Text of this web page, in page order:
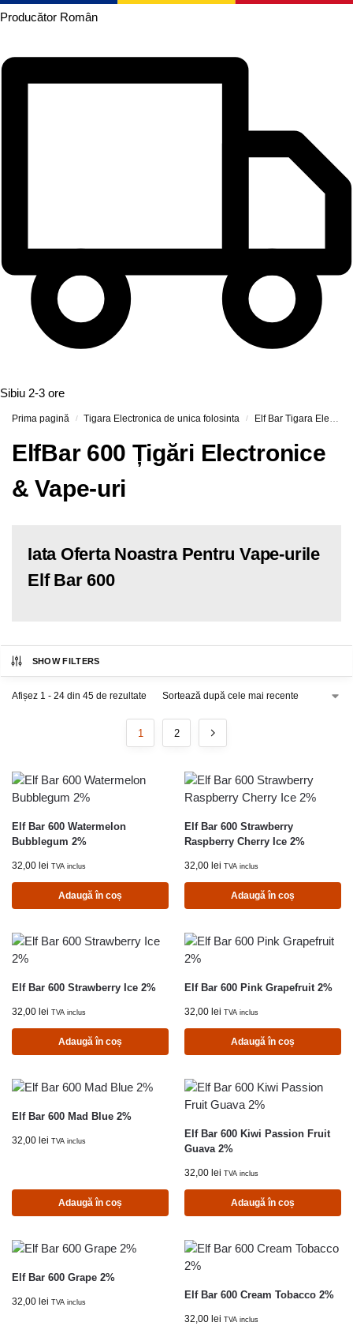
Producător Român
Sibiu 2-3 ore
Prima pagină / Tigara Electronica de unica folosinta / Elf Bar Tigara Electronica si Vape-uri
ElfBar 600 Țigări Electronice
& Vape-uri
Iata Oferta Noastra Pentru Vape-urile
Elf Bar 600
SHOW FILTERS
Afișez 1 - 24 din 45 de rezultate
1 2
Elf Bar 600 Watermelon
Bubblegum 2%
32,00 lei TVA inclus
Adaugă în coș
Elf Bar 600 Strawberry
Raspberry Cherry Ice 2%
32,00 lei TVA inclus
Adaugă în coș
Elf Bar 600 Strawberry Ice 2%
32,00 lei TVA inclus
Adaugă în coș
Elf Bar 600 Pink Grapefruit 2%
32,00 lei TVA inclus
Adaugă în coș
Elf Bar 600 Mad Blue 2%
32,00 lei TVA inclus
Adaugă în coș
Elf Bar 600 Kiwi Passion Fruit
Guava 2%
32,00 lei TVA inclus
Adaugă în coș
Elf Bar 600 Grape 2%
32,00 lei TVA inclus
Elf Bar 600 Cream Tobacco 2%
32,00 lei TVA inclus